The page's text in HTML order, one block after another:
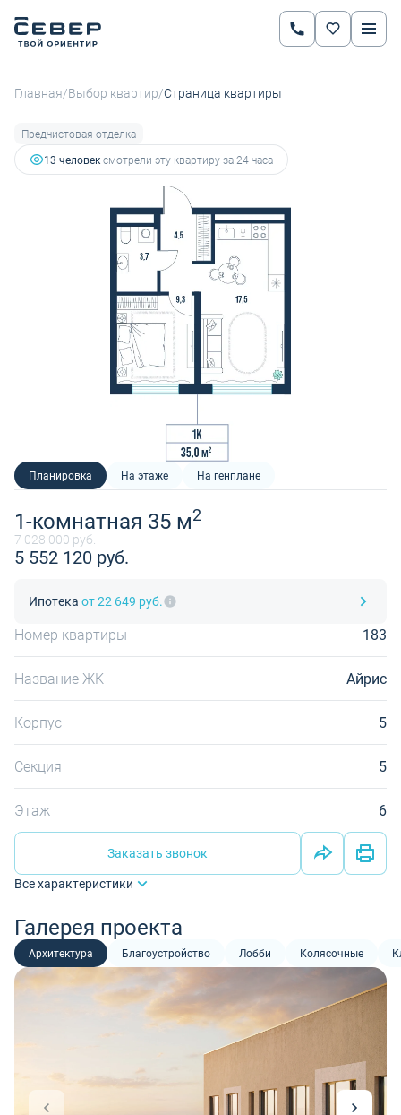
Главная/Выбор квартир/Страница квартиры
Предчистовая отделка
13 человексмотрели эту квартиру за 24 часа
Планировка На этаже На генплане
1-комнатная 35 м2
7 028 000 руб.
5 552 120 руб.
Ипотека от 22 649 руб.
Номер квартиры 183
Название ЖК Айрис
Корпус 5
Секция 5
Этаж 6
Заказать звонок
Все характеристики
Галерея проекта
Архитектура Благоустройство Лобби Колясочные